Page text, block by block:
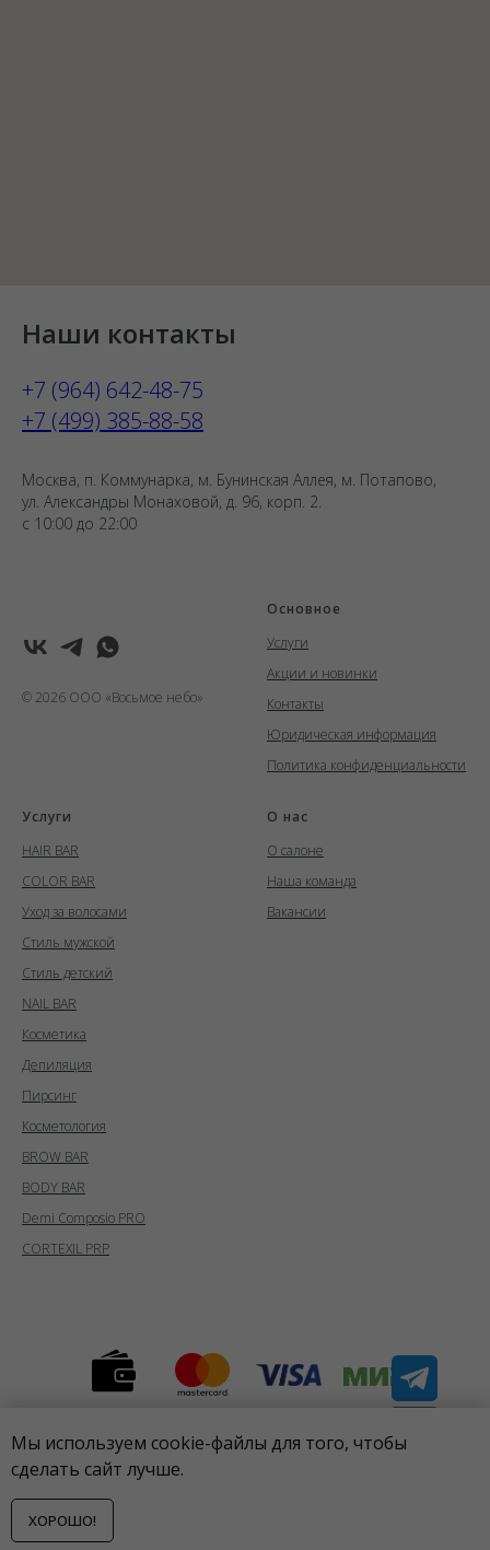
Наши контакты
+7 (964) 642-48-75
+7 (499) 385-88-58
Москва, п. Коммунарка, м. Бунинская Аллея, м. Потапово,
ул. Александры Монаховой, д. 96, корп. 2.
с 10:00 до 22:00
© 2026 ООО «Восьмое небо»
Основное
Услуги
Акции и новинки
Контакты
Юридическая информация
Политика конфиденциальности
Услуги
HAIR BAR
COLOR BAR
Уход за волосами
Стиль мужской
Стиль детский
NAIL BAR
Косметика
Депиляция
Пирсинг
Косметология
BROW BAR
BODY BAR
Demi Composio PRO
CORTEXIL PRP
О нас
О салоне
Наша команда
Вакансии
не являются публичной офертой
Мы используем cookie-файлы для того, чтобы
сделать сайт лучше.
ХОРОШО!